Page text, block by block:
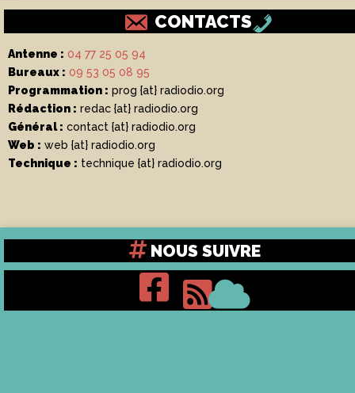
CONTACTS
Antenne : 04 77 25 05 94
Bureaux : 09 53 05 08 95
Programmation : prog {at} radiodio.org
Rédaction : redac {at} radiodio.org
Général : contact {at} radiodio.org
Web : web {at} radiodio.org
Technique : technique {at} radiodio.org
NOUS SUIVRE